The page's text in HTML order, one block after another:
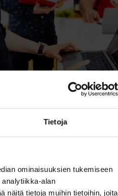
Tietoja
ominaisuuksien tukemiseen
alan
näitä tietoja muihin tietoihin, joita